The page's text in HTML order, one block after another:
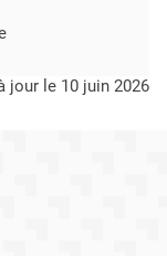
à jour le 10 juin 2026